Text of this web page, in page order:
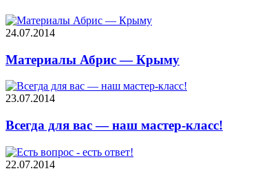
24.07.2014
Материалы Абрис — Крыму
23.07.2014
Всегда для вас — наш мастер-класс!
22.07.2014